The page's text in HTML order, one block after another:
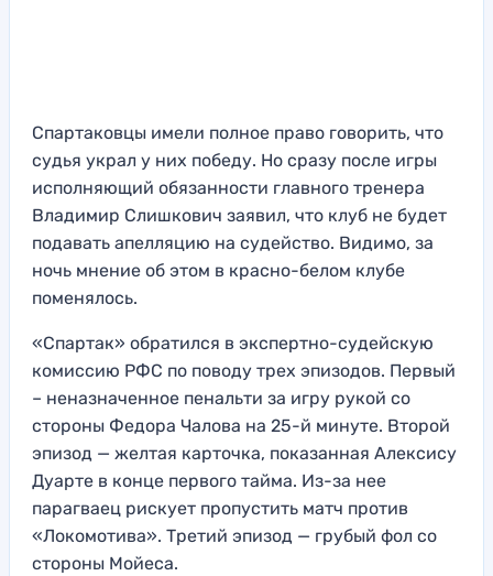
Спартаковцы имели полное право говорить, что
судья украл у них победу. Но сразу после игры
исполняющий обязанности главного тренера
Владимир Слишкович заявил, что клуб не будет
подавать апелляцию на судейство. Видимо, за
ночь мнение об этом в красно-белом клубе
поменялось.
«Спартак» обратился в экспертно-судейскую
комиссию РФС по поводу трех эпизодов. Первый
– неназначенное пенальти за игру рукой со
стороны Федора Чалова на 25-й минуте. Второй
эпизод — желтая карточка, показанная Алексису
Дуарте в конце первого тайма. Из-за нее
парагваец рискует пропустить матч против
«Локомотива». Третий эпизод — грубый фол со
стороны Мойеса.